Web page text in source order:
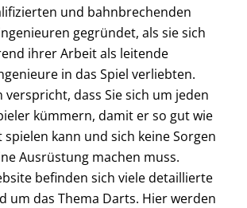
und bahnbrechenden
gegründet, als sie sich
ihrer Arbeit als leitende
in das Spiel verliebten.
verspricht, dass Sie sich um jeden
kümmern, damit er so gut wie
kann und sich keine Sorgen
Ausrüstung machen muss.
befinden sich viele detaillierte
um das Thema Darts. Hier werden